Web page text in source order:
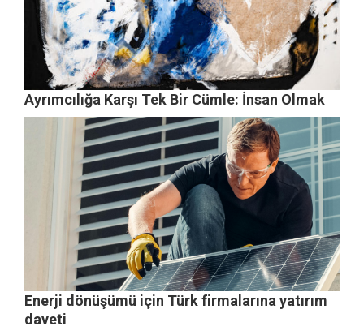
Ayrımcılığa Karşı Tek Bir Cümle: İnsan Olmak
Enerji dönüşümü için Türk firmalarına yatırım
daveti